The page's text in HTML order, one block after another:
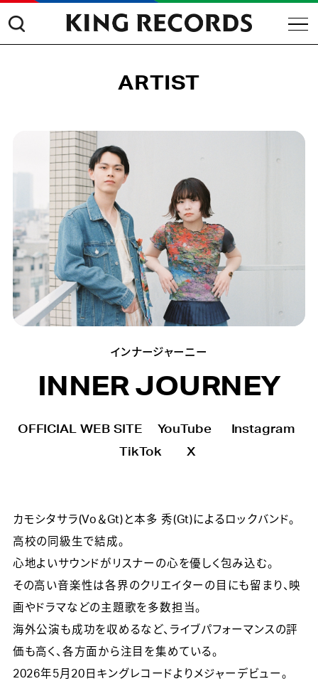
ARTIST
インナージャーニー
INNER JOURNEY
OFFICIAL WEB SITE YouTube
Instagram
TikTok
X
カモシタサラ(Vo＆Gt)と本多 秀(Gt)によるロックバンド。
高校の同級生で結成。
心地よいサウンドがリスナーの心を優しく包み込む。
その高い音楽性は各界のクリエイターの目にも留まり、映
画やドラマなどの主題歌を多数担当。
海外公演も成功を収めるなど、ライブパフォーマンスの評
価も高く、各方面から注目を集めている。
2026年5月20日キングレコードよりメジャーデビュー。